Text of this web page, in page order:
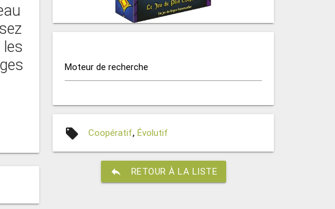
Moteur de recherche
local_offer Coopératif,Évolutif
reply RETOUR À LA LISTE